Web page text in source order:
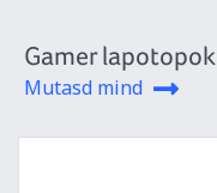
Gamer lapotopok
Mutasd mind